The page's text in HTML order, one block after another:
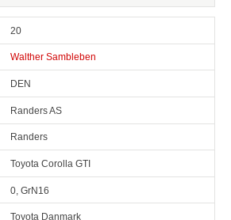
20
Walther Sambleben
DEN
Randers AS
Randers
Toyota Corolla GTI
0, GrN16
Toyota Danmark